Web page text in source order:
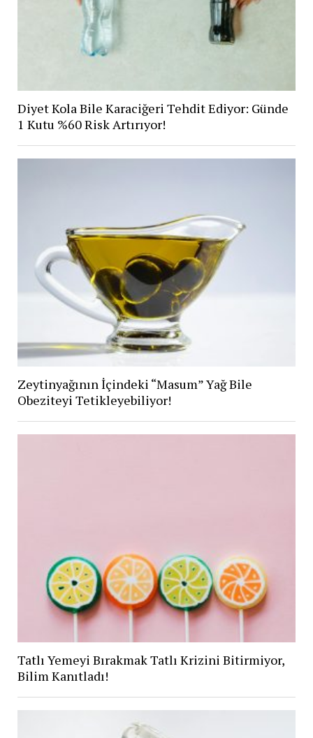
Diyet Kola Bile Karaciğeri Tehdit Ediyor: Günde
1 Kutu %60 Risk Artırıyor!
Zeytinyağının İçindeki “Masum” Yağ Bile
Obeziteyi Tetikleyebiliyor!
Tatlı Yemeyi Bırakmak Tatlı Krizini Bitirmiyor,
Bilim Kanıtladı!